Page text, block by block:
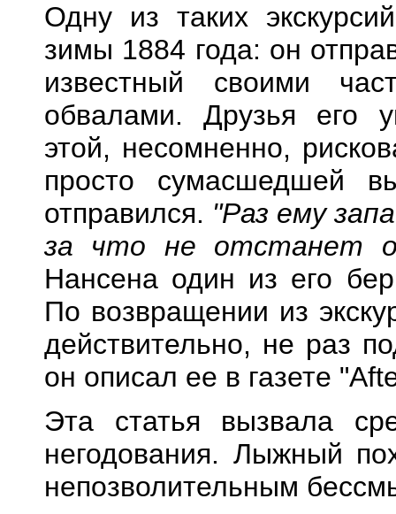
Одну из таких
зимы 1884 года: он
известный своими
обвалами. Друзья его
этой, несомненно,
просто сумасшедшей
отправился. "Раз ему
за что не отстанет
Нансена один из его
По возвращении из
действительно, не раз
он описал ее в газете
Эта статья вызвала
негодования. Лыжный
непозволительным